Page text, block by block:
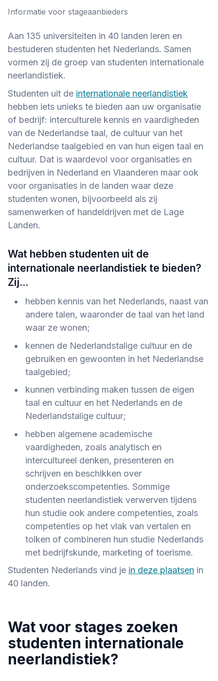
Informatie voor stageaanbieders
Aan 135 universiteiten in 40 landen leren en
bestuderen studenten het Nederlands. Samen
vormen zij de groep van studenten internationale
neerlandistiek.
Studenten uit de internationale neerlandistiek
hebben iets unieks te bieden aan uw organisatie
of bedrijf: interculturele kennis en vaardigheden
van de Nederlandse taal, de cultuur van het
Nederlandse taalgebied en van hun eigen taal en
cultuur. Dat is waardevol voor organisaties en
bedrijven in Nederland en Vlaanderen maar ook
voor organisaties in de landen waar deze
studenten wonen, bijvoorbeeld als zij
samenwerken of handeldrijven met de Lage
Landen.
Wat hebben studenten uit de
internationale neerlandistiek te bieden?
Zij...
hebben kennis van het Nederlands, naast van
andere talen, waaronder de taal van het land
waar ze wonen;
kennen de Nederlandstalige cultuur en de
gebruiken en gewoonten in het Nederlandse
taalgebied;
kunnen verbinding maken tussen de eigen
taal en cultuur en het Nederlands en de
Nederlandstalige cultuur;
hebben algemene academische
vaardigheden, zoals analytisch en
intercultureel denken, presenteren en
schrijven en beschikken over
onderzoekscompetenties. Sommige
studenten neerlandistiek verwerven tijdens
hun studie ook andere competenties, zoals
competenties op het vlak van vertalen en
tolken of combineren hun studie Nederlands
met bedrijfskunde, marketing of toerisme.
Studenten Nederlands vind je in deze plaatsen in
40 landen.
Wat voor stages zoeken
studenten internationale
neerlandistiek?